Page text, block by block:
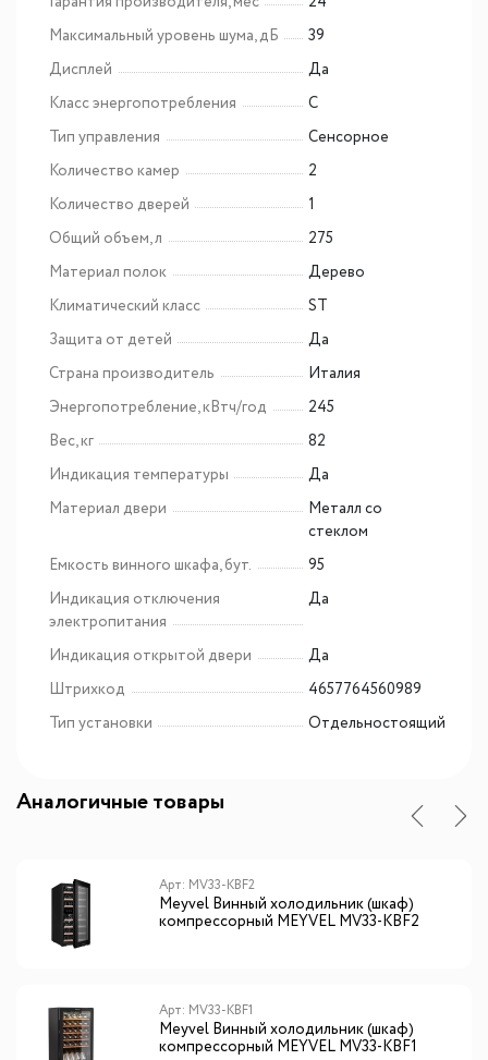
Максимальный уровень шума, дБ
39
Дисплей
Да
Класс энергопотребления
C
Тип управления
Сенсорное
Количество камер
2
Количество дверей
1
Общий объем, л
275
Материал полок
Дерево
Климатический класс
ST
Защита от детей
Да
Страна производитель
Италия
Энергопотребление, кВтч/год
245
Вес, кг
82
Индикация температуры
Да
Материал двери
Металл со
стеклом
Емкость винного шкафа, бут.
95
Индикация отключения
электропитания
Да
Индикация открытой двери
Да
Штрихкод
4657764560989
Тип установки
Отдельностоящий
Аналогичные товары
Арт: MV33-KBF2
Meyvel Винный холодильник (шкаф)
компрессорный MEYVEL MV33-KBF2
Арт: MV33-KBF1
Meyvel Винный холодильник (шкаф)
компрессорный MEYVEL MV33-KBF1